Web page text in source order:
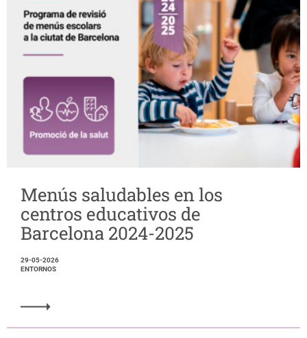
Menús saludables en los
centros educativos de
Barcelona 2024-2025
29-05-2026
ENTORNOS